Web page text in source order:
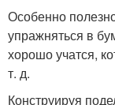
Особенно
упражняться в
хорошо учатся,
т. д.
Конструируя